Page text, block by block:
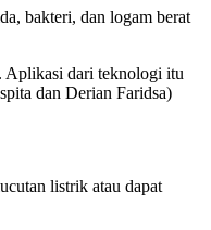
bakteri, dan logam berat
Aplikasi dari teknologi itu
dan Derian Faridsa)
listrik atau dapat